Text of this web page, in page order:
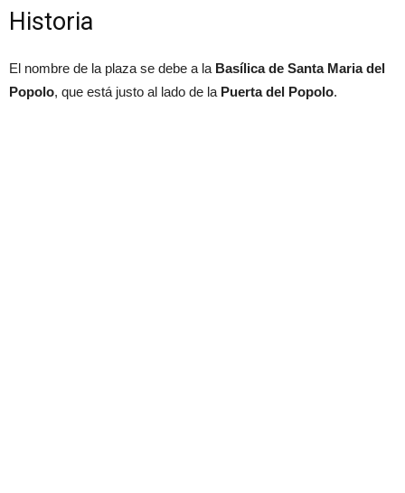
Historia
El nombre de la plaza se debe a la Basílica de Santa Maria del
Popolo, que está justo al lado de la Puerta del Popolo.